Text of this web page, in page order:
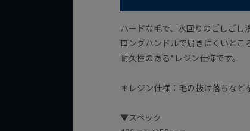
ハードな毛で、水回りのごしごし
ロングハンドルで届きにくいとこ
耐久性のある*レジン仕様です。
＊レジン仕様：毛の抜け落ちなど
▼スペック